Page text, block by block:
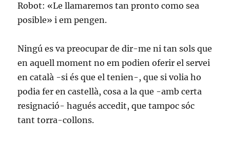
Robot: «Le llamaremos tan pronto como sea
posible» i em pengen.
Ningú es va preocupar de dir-me ni tan sols que
en aquell moment no em podien oferir el servei
en català -si és que el tenien-, que si volia ho
podia fer en castellà, cosa a la que -amb certa
resignació- hagués accedit, que tampoc sóc
tant torra-collons.